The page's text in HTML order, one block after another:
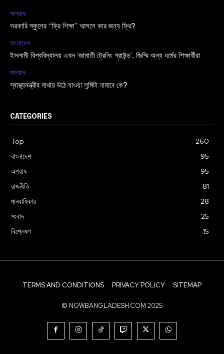
অপরাধ
সরকারি স্কুলের “ফ্রি শিক্ষা” আসলে কার জন্য ফ্রি?
বাংলাদেশ
ইসলামী বিশ্ববিদ্যালয় এখন ‘জামাতী ট্রেনিং গ্রাউন্ড’, জিম্মি অন্য ধর্মের শিক্ষার্থীরা
অপরাধ
স্বাস্থ্যমন্ত্রীর মাথায় উঠে যাওয়া লুঙ্গিটা নামাবে কে?
CATEGORIES
Top
260
বাংলাদেশ
95
অপরাধ
95
রাজনীতি
81
মানবাধিকার
28
সংবাদ
25
বিশ্লেষণ
15
TERMS AND CONDITIONS PRIVACY POLICY SITEMAP
© NOWBANGLADESH.COM 2025